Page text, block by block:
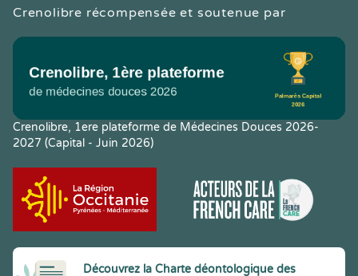
Crenolibre récompensée et soutenue par
Crenolibre, 1ere plateforme de Médecines Douces 2026-
2027 (Capital - Juin 2026)
Découvrez la Charte déontologique des